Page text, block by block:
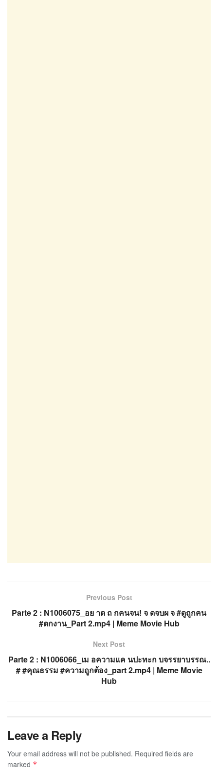
Previous Post
Parte 2 : N1006075_อย าด ถ กคนจน! จ ดจบผ จ #ดูถูกคน
#ตกงาน_Part 2.mp4 | Meme Movie Hub
Next Post
Parte 2 : N1006066_เม อความแค นปะทะก บจรรยาบรรณ..
# #คุณธรรม #ความถูกต้อง_part 2.mp4 | Meme Movie
Hub
Leave a Reply
Your email address will not be published. Required fields are
marked *